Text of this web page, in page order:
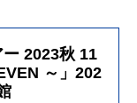
ー 2023秋 11
～」202